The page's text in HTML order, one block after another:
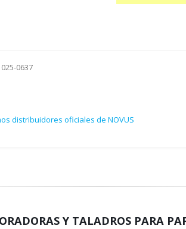
0637
distribuidores oficiales de NOVUS
Y TALADROS PARA